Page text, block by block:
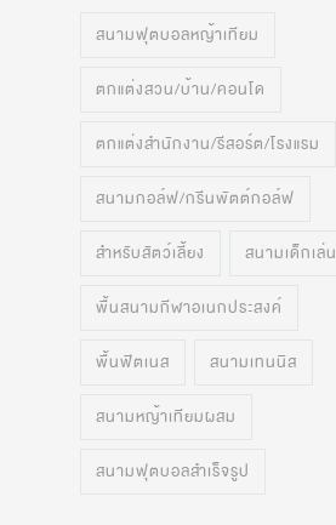
สนามฟุตบอลหญ้าเทียม
ตกแต่งสวน/บ้าน/คอนโด
ตกแต่งสำนักงาน/รีสอร์ต/โรงแรม
สนามกอล์ฟ/กรีนพัตต์กอล์ฟ
สำหรับสัตว์เลี้ยง สนามเด็กเล่น
พื้นสนามกีฬาอเนกประสงค์
พื้นฟิตเนส สนามเทนนิส
สนามหญ้าเทียมผสม
สนามฟุตบอลสำเร็จรูป